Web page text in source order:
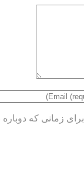
زمانی که